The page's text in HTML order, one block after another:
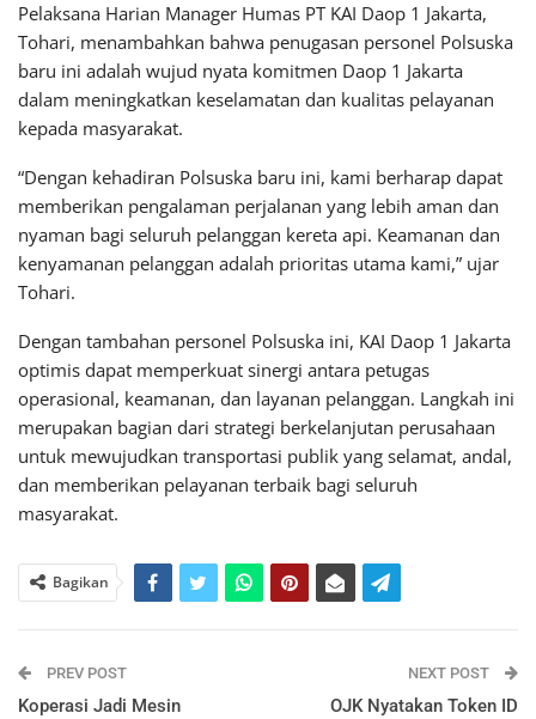
Pelaksana Harian Manager Humas PT KAI Daop 1 Jakarta,
Tohari, menambahkan bahwa penugasan personel Polsuska
baru ini adalah wujud nyata komitmen Daop 1 Jakarta
dalam meningkatkan keselamatan dan kualitas pelayanan
kepada masyarakat.
“Dengan kehadiran Polsuska baru ini, kami berharap dapat
memberikan pengalaman perjalanan yang lebih aman dan
nyaman bagi seluruh pelanggan kereta api. Keamanan dan
kenyamanan pelanggan adalah prioritas utama kami,” ujar
Tohari.
Dengan tambahan personel Polsuska ini, KAI Daop 1 Jakarta
optimis dapat memperkuat sinergi antara petugas
operasional, keamanan, dan layanan pelanggan. Langkah ini
merupakan bagian dari strategi berkelanjutan perusahaan
untuk mewujudkan transportasi publik yang selamat, andal,
dan memberikan pelayanan terbaik bagi seluruh
masyarakat.
Bagikan
PREV POST
Koperasi Jadi Mesin
NEXT POST
OJK Nyatakan Token ID